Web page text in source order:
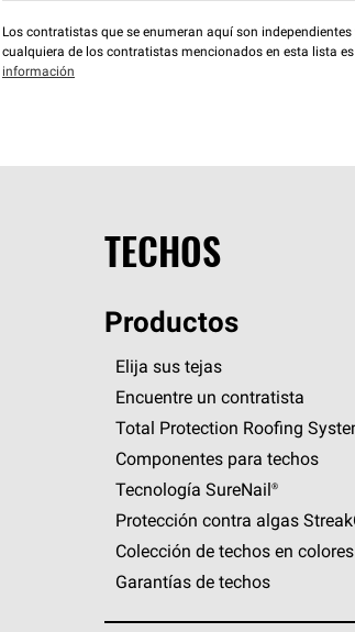
Los contratistas que se enumeran aquí son
cualquiera de los contratistas mencionados en esta lista
información
TECHOS
Productos
Elija sus tejas
Encuentre un contratista
Total Protection Roofing
Componentes para techos
Tecnología SureNail®
Protección contra algas
Colección de techos en
Garantías de techos